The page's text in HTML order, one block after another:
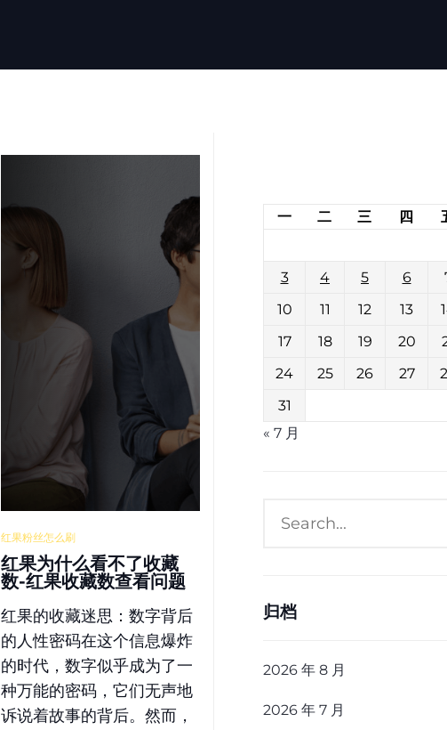
红果粉丝怎么刷
红果为什么看不了收藏
数-红果收藏数查看问题
红果的收藏迷思：数字背后
的人性密码在这个信息爆炸
的时代，数字似乎成为了一
种万能的密码，它们无声地
诉说着故事的背后。然而，
一 二 三 四
3
4 5 6
10
11 12 13
17
18 19 20
24
25 26 27
31
« 7 月
归档
2026 年 8 月
2026 年 7 月